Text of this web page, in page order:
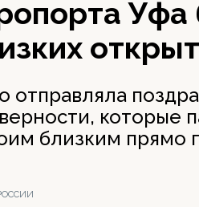
Уфа
отправляла
которые
близким прямо